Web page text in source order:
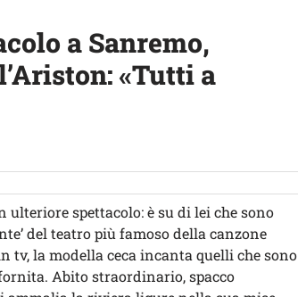
a Sanremo,
«Tutti a
ulteriore spettacolo: è su di lei che sono
del teatro più famoso della canzone
tv, la modella ceca incanta quelli che sono
Abito straordinario, spacco